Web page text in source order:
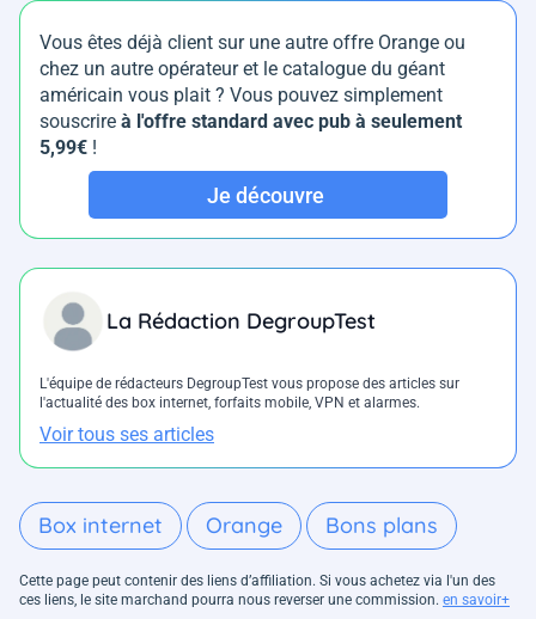
Vous êtes déjà client sur une autre offre Orange ou
chez un autre opérateur et le catalogue du géant
américain vous plait ? Vous pouvez simplement
souscrire à l'offre standard avec pub à seulement
5,99€ !
Je découvre
La Rédaction DegroupTest
L'équipe de rédacteurs DegroupTest vous propose des articles sur
l'actualité des box internet, forfaits mobile, VPN et alarmes.
Voir tous ses articles
Box internet Orange Bons plans
Cette page peut contenir des liens d’affiliation. Si vous achetez via l'un des
ces liens, le site marchand pourra nous reverser une commission. en savoir+